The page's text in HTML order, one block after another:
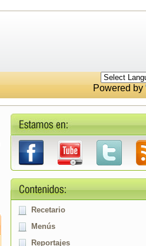
Powered by
Recetario
Menús
Reportajes